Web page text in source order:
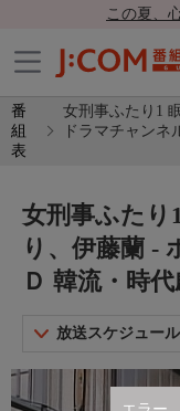
この夏、
番
組
表
女刑事ふたり1
ドラマチャンネ
女刑事ふた
り、伊藤蘭 -
Ｄ 韓流・時
放送スケジュー